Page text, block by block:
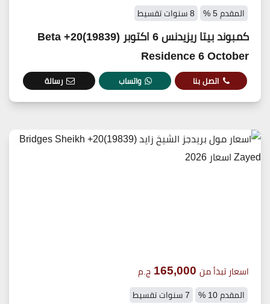
المقدم 5 % 8 سنوات تقسيط
كمبوند بيتا ريزيدنس 6 اكتوبر (19839)20+ Beta
Residence 6 October
اتصل بنا واتساب رسالة
اسعار تبدأ من 165,000 ج.م
المقدم 10 % 7 سنوات تقسيط